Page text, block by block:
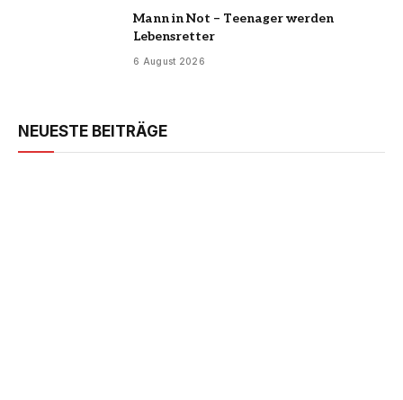
Mann in Not – Teenager werden
Lebensretter
6 August 2026
NEUESTE BEITRÄGE